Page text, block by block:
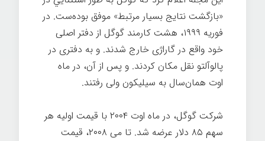
«بازگشت نتایج بسیار مرتبط» موفق بوده‌ست. در
فوریه ۱۹۹۹، هشت کارمند گوگل از دفتر اصلی
خود واقع در گاراژی خارج شدند. و به دفتری در
پالوآلتو نقل مکان کردند. و پس از آن، در ماه
اوت همان‌سال به سیلیکون ولی رفتند.
شرکت گوگل، در ماه اوت ۲۰۰۴ با قیمت اولیه هر
سهم ۸۵ دلار عرضه شد. تا می ۲۰۰۸، قیمت